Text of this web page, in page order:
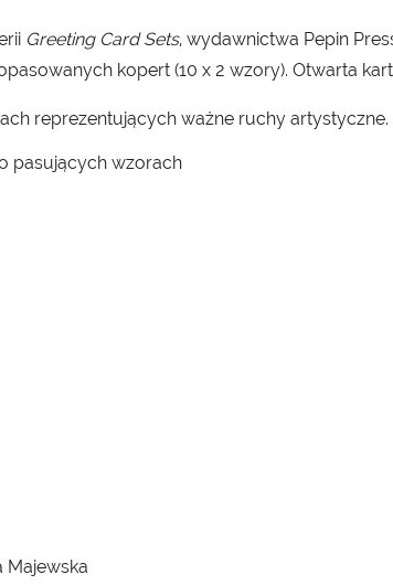
Greeting Card Sets, wydawnictwa Pepin
kopert (10 x 2 wzory). Otwarta
reprezentujących ważne ruchy artystyczne.
pasujących wzorach
Majewska